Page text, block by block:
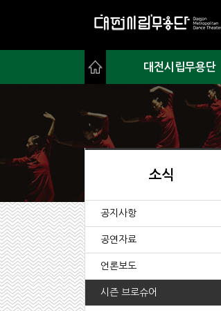
대전시립무용단
소식
공지사항
공연자료
언론보도
시즌 브로슈어